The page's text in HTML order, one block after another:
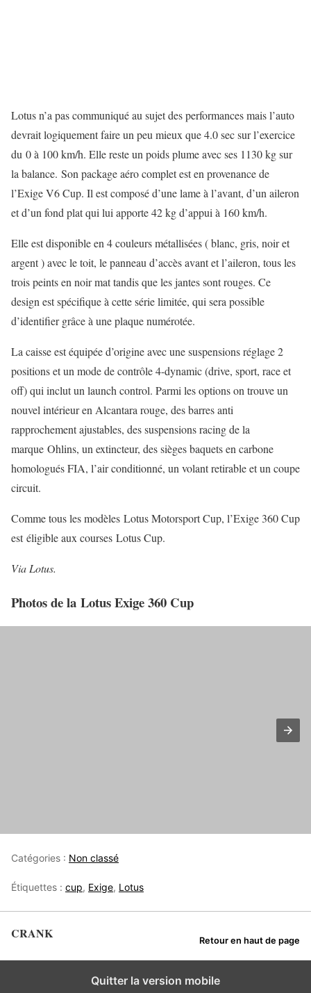
Lotus n’a pas communiqué au sujet des performances mais l’auto
devrait logiquement faire un peu mieux que 4.0 sec sur l’exercice
du 0 à 100 km/h. Elle reste un poids plume avec ses 1130 kg sur
la balance. Son package aéro complet est en provenance de
l’Exige V6 Cup. Il est composé d’une lame à l’avant, d’un aileron
et d’un fond plat qui lui apporte 42 kg d’appui à 160 km/h.
Elle est disponible en 4 couleurs métallisées ( blanc, gris, noir et
argent ) avec le toit, le panneau d’accès avant et l’aileron, tous les
trois peints en noir mat tandis que les jantes sont rouges. Ce
design est spécifique à cette série limitée, qui sera possible
d’identifier grâce à une plaque numérotée.
La caisse est équipée d’origine avec une suspensions réglage 2
positions et un mode de contrôle 4-dynamic (drive, sport, race et
off) qui inclut un launch control. Parmi les options on trouve un
nouvel intérieur en Alcantara rouge, des barres anti
rapprochement ajustables, des suspensions racing de la
marque Ohlins, un extincteur, des sièges baquets en carbone
homologués FIA, l’air conditionné, un volant retirable et un coupe
circuit.
Comme tous les modèles Lotus Motorsport Cup, l’Exige 360 Cup
est éligible aux courses Lotus Cup.
Via Lotus.
Photos de la Lotus Exige 360 Cup
Catégories : Non classé
Étiquettes : cup, Exige, Lotus
CRANK Retour en haut de page
Quitter la version mobile